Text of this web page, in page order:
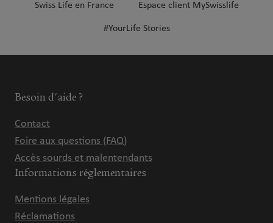
Swiss Life en France Espace client MySwisslife
#YourLife Stories
Besoin d'aide ?
Contact
Foire aux questions (FAQ)
Accès sourds et malentendants
Informations réglementaires
Mentions légales
Réclamations